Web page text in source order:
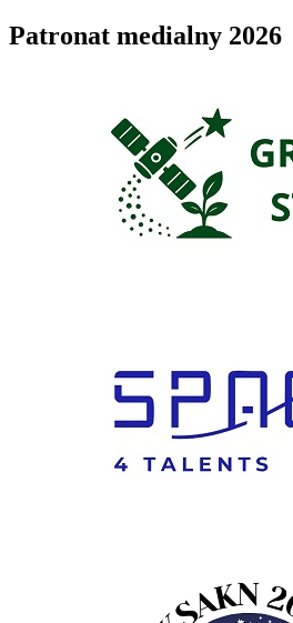
Patronat medialny 2026